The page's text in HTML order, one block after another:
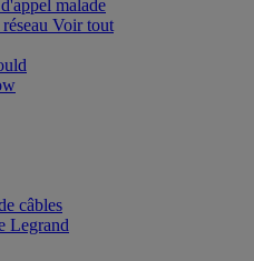
malade
Voir tout
câbles
Legrand